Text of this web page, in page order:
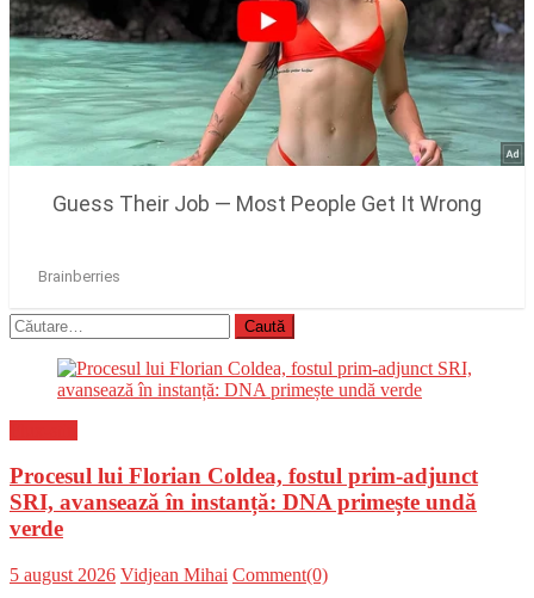
Caută
după:
Procesul lui Florian Coldea, fostul prim-adjunct
SRI, avansează în instanță: DNA primește undă
verde
Posted
5 august 2026 Author
Vidjean Mihai Comment(0)